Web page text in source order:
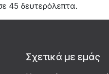
45 δευτερόλεπτα.
Σχετικά με εμάς